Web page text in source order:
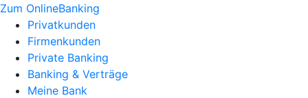
Zum OnlineBanking
Privatkunden
Firmenkunden
Private Banking
Banking & Verträge
Meine Bank